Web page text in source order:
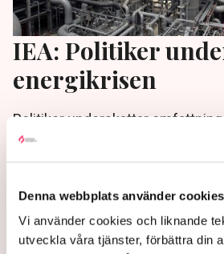
Denna webbplats använder cookies
Vi använder cookies och liknande
utveckla våra tjänster, förbättra din
IEA: Politiker
energikrisen
Politiker underskattar
på gas- och oljemarknaden. Det
4 months ago |